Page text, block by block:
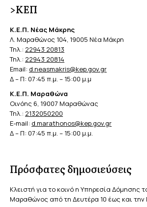
>ΚΕΠ
Κ.Ε.Π. Νέας Μάκρης
Λ. Μαραθώνος 104, 19005 Νέα Μάκρη
Τηλ.: 22943 20813
Τηλ.: 22943 20814
Email: d.neasmakris@kep.gov.gr
Δ – Π: 07:45 π.μ. – 15:00 μ.μ
Κ.Ε.Π. Μαραθώνα
Οινόης 6, 19007 Μαραθώνας
Τηλ.: 2132050200
E-mail: d.marathonos@kep.gov.gr
Δ – Π: 07:45 π.μ. – 15:00 μ.μ.
Πρόσφατες δημοσιεύσεις
Κλειστή για το κοινό η Υπηρεσία Δόμησης
Μαραθώνος από τη Δευτέρα 10 έως και